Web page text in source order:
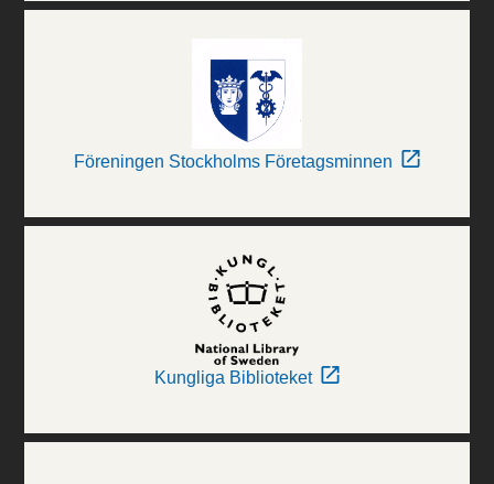
Föreningen Stockholms Företagsminnen
Kungliga Biblioteket